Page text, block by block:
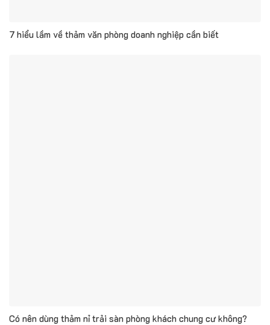
7 hiểu lầm về thảm văn phòng doanh nghiệp cần biết
Có nên dùng thảm nỉ trải sàn phòng khách chung cư không?